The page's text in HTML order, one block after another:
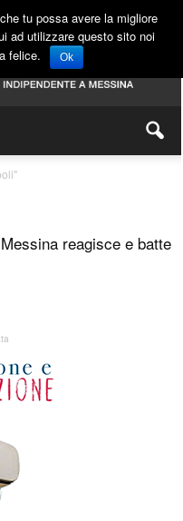
reagisce e batte
tu possa avere la migliore
ad utilizzare questo sito noi
felice.
Ok